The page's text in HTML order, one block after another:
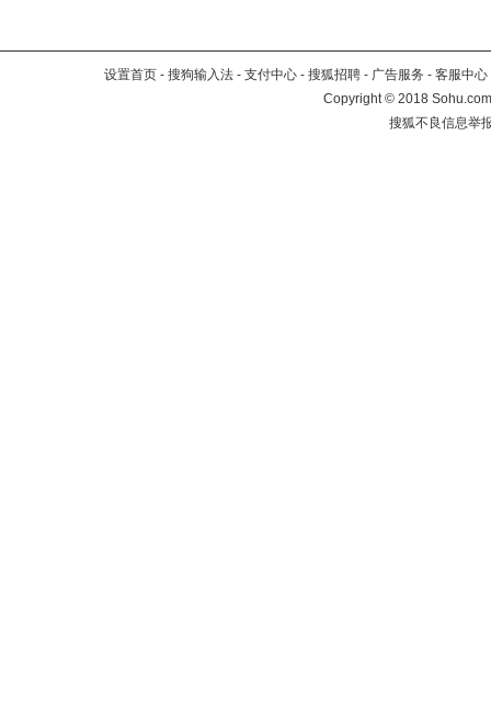
设置首页 - 搜狗输入法 - 支付中心 - 搜狐招聘 - 广告服务 - 客服中心
Copyright©2018
搜狐不良信息举